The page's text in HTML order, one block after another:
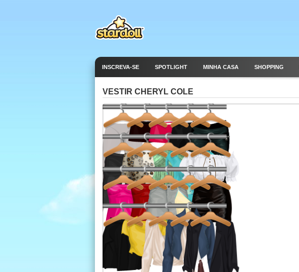
INSCREVA-SE SPOTLIGHT MINHA CASA SHOPPING
VESTIR CHERYL COLE